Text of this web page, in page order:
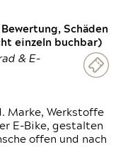
Schäden
einzeln buchbar)
& E-
Marke, Werkstoffe
E-Bike, gestalten
offen und nach